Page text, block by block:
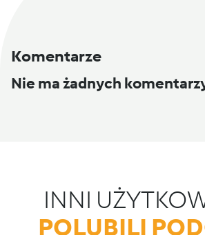
Komentarze
Nie ma żadnych
INNI
POLUBILI